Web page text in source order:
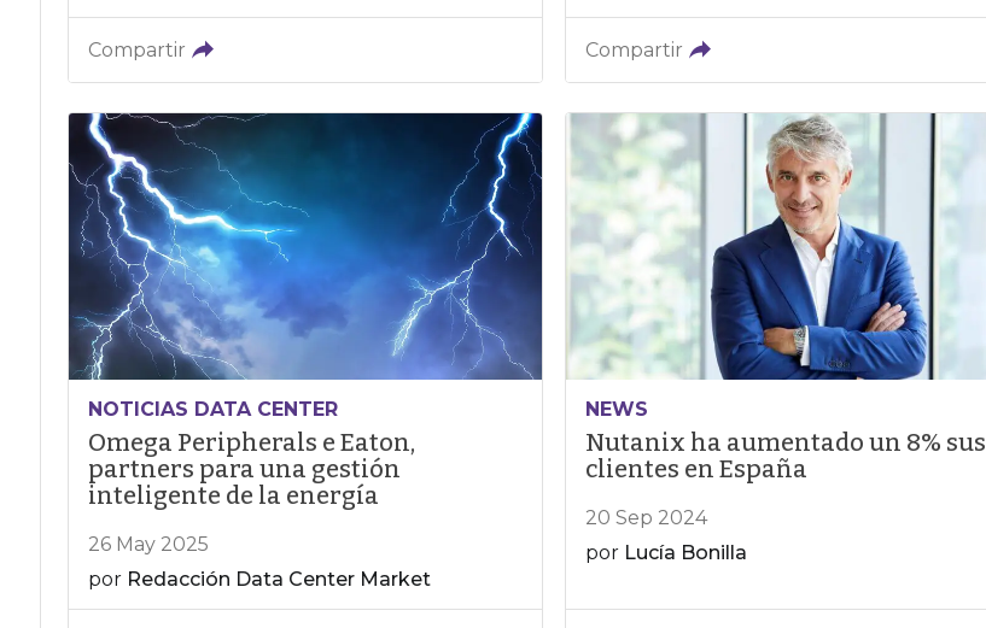
Compartir Compartir
NOTICIAS DATA CENTER
Omega Peripherals e Eaton,
partners para una gestión
inteligente de la energía
26 May 2025
por Redacción Data Center Market
NEWS
Nutanix ha aumentado un 8% sus
clientes en España
20 Sep 2024
por Lucía Bonilla